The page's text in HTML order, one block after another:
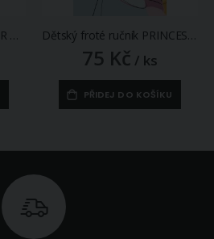
Dětský froté ručník FRAJER MICKEY MOUSE, modrý, 30x50cm Dětský froté ručník PRINCESS POPELKA, ARIEL A BELLE, růžový, 30x50cm
75 Kč / ks
PŘIDEJ DO KOŠÍKU